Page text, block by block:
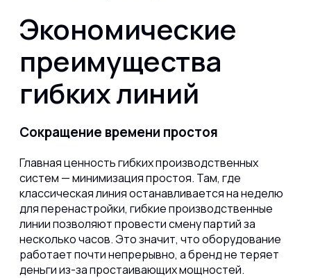
Экономические
преимущества
гибких линий
Сокращение времени простоя
Главная ценность гибких производственных
систем — минимизация простоя. Там, где
классическая линия останавливается на неделю
для перенастройки, гибкие производственные
линии позволяют провести смену партий за
несколько часов. Это значит, что оборудование
работает почти непрерывно, а бренд не теряет
деньги из-за простаивающих мощностей.